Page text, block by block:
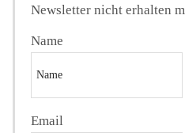
Newsletter nicht erhalten
Name
Email